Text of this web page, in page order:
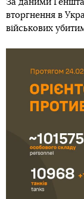
За даними
вторгнення в
військових